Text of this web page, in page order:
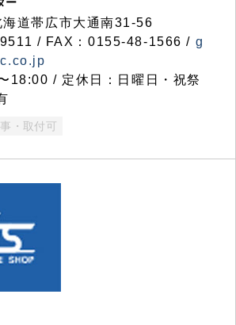
道帯広市大通南31-56
/ FAX：0155-48-1566 / g
18:00 / 定休日：日曜日・祝祭
・取付可